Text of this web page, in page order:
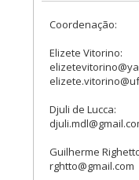
Coordenação:
Elizete Vitorino:
Djuli de Lucca:
Guilherme
rghtto@gmail.com